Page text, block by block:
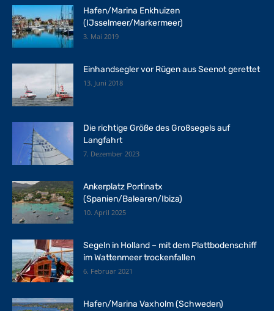
Hafen/Marina Enkhuizen
(IJsselmeer/Markermeer)
3. Mai 2019
Einhandsegler vor Rügen aus Seenot gerettet
13. Juni 2018
Die richtige Größe des Großsegels auf
Langfahrt
7. Dezember 2023
Ankerplatz Portinatx
(Spanien/Balearen/Ibiza)
10. April 2025
Segeln in Holland – mit dem Plattbodenschiff
im Wattenmeer trockenfallen
6. Februar 2021
Hafen/Marina Vaxholm (Schweden)